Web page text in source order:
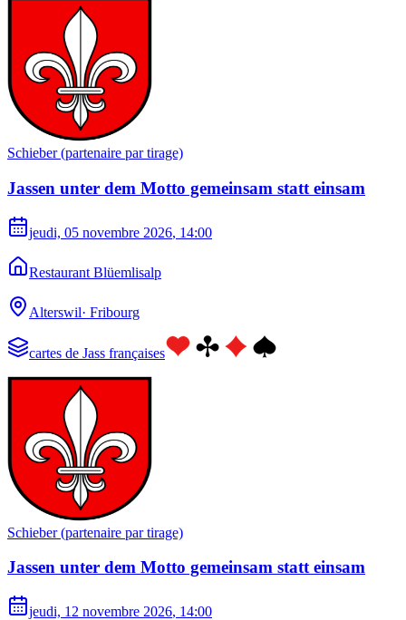
Schieber (partenaire par tirage)
Jassen unter dem Motto gemeinsam statt einsam
jeudi, 05 novembre 2026, 14:00
Restaurant Blüemlisalp
Alterswil· Fribourg
cartes de Jass françaises
Schieber (partenaire par tirage)
Jassen unter dem Motto gemeinsam statt einsam
jeudi, 12 novembre 2026, 14:00